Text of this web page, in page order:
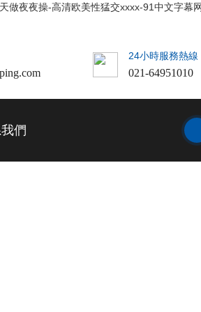
做夜夜操-高清欧美性猛交xxxx-91中文字幕
24小時服務熱線
021-64951010
們